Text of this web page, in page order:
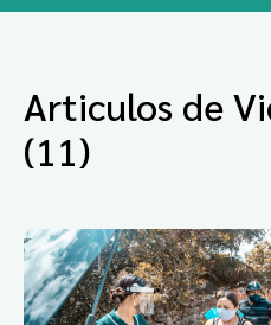
Articulos de
(11)